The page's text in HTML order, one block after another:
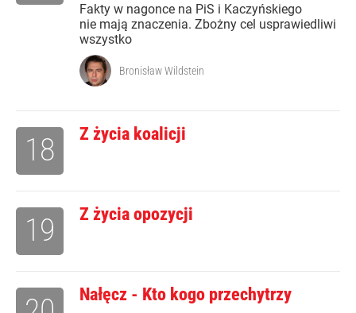
Fakty w nagonce na PiS i Kaczyńskiego
nie mają znaczenia. Zbożny cel usprawiedliwi
wszystko
Bronisław Wildstein
Z życia koalicji
18
Z życia opozycji
19
Nałęcz - Kto kogo przechytrzy